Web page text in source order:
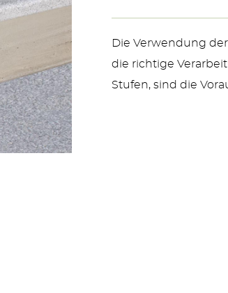
SERVICE & NEUHEITENDie Verwendung
die richtige
Stufen, sind die